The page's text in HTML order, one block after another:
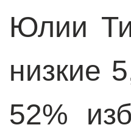
Юлии
низкие
52%